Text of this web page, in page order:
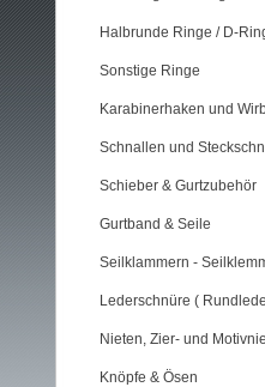
Halbrunde Ringe / D-
Sonstige Ringe
Karabinerhaken und
Schnallen und
Schieber & Gurtzubehör
Gurtband & Seile
Seilklammern -
Lederschnüre (
Nieten, Zier- und
Knöpfe & Ösen